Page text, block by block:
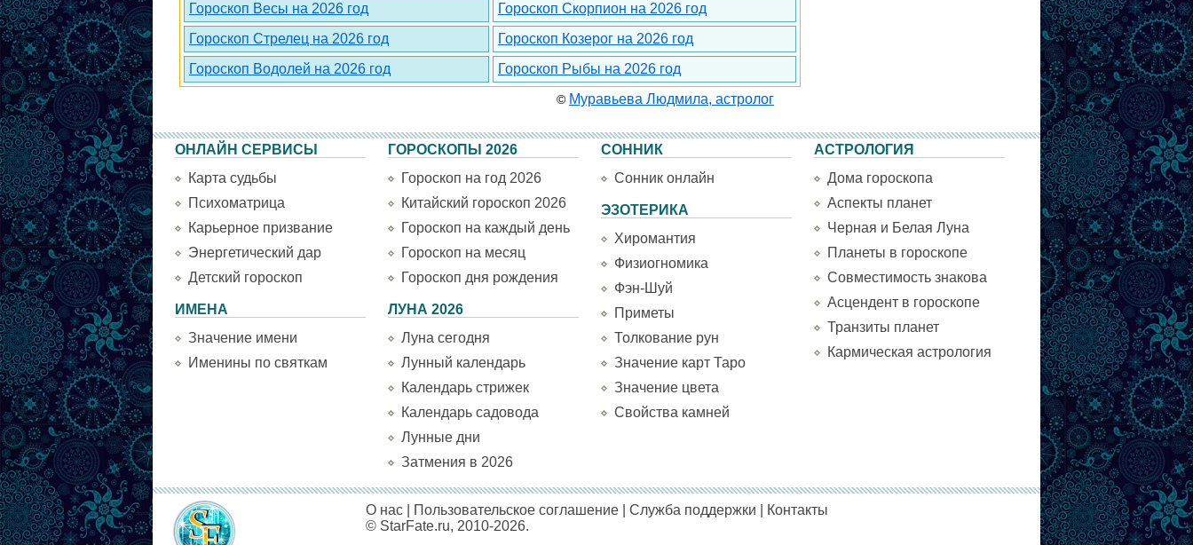
Гороскоп Весы на 2026 год
Гороскоп Скорпион на 2026 год
Гороскоп Стрелец на 2026 год
Гороскоп Козерог на 2026 год
Гороскоп Водолей на 2026 год
Гороскоп Рыбы на 2026 год
© Муравьева Людмила, астролог
ОНЛАЙН СЕРВИСЫ
Карта судьбы
Психоматрица
Карьерное призвание
Энергетический дар
Детский гороскоп
ИМЕНА
Значение имени
Именины по святкам
ГОРОСКОПЫ 2026
Гороскоп на год 2026
Китайский гороскоп 2026
Гороскоп на каждый день
Гороскоп на месяц
Гороскоп дня рождения
ЛУНА 2026
Луна сегодня
Лунный календарь
Календарь стрижек
Календарь садовода
Лунные дни
Затмения в 2026
СОННИК
Сонник онлайн
ЭЗОТЕРИКА
Хиромантия
Физиогномика
Фэн-Шуй
Приметы
Толкование рун
Значение карт Таро
Значение цвета
Свойства камней
АСТРОЛОГИЯ
Дома гороскопа
Аспекты планет
Черная и Белая Луна
Планеты в гороскопе
Совместимость знакова
Асцендент в гороскопе
Транзиты планет
Кармическая астрология
О нас Пользовательское соглашение Служба поддержки
Контакты
© StarFate.ru, 2010-2026.